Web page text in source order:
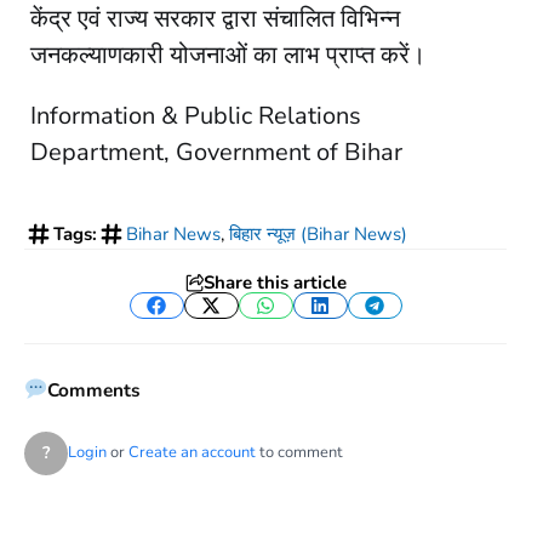
केंद्र एवं राज्य सरकार द्वारा संचालित विभिन्न
जनकल्याणकारी योजनाओं का लाभ प्राप्त करें।
Information & Public Relations
Department, Government of Bihar
Tags: Bihar News,बिहार न्यूज़ (Bihar News)
Share this article
Facebook
TwitterWhatsApp
LinkedInTelegram
Comments
? LoginorCreate an accountto comment